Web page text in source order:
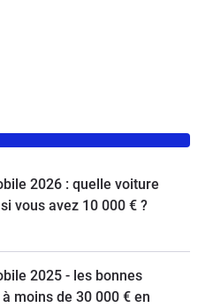
2026 : quelle voiture
vous avez 10 000 € ?
2025 - les bonnes
moins de 30 000 € en